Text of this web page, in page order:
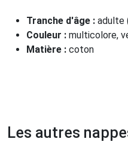
Tranche d'âge : adulte
Couleur : multicolore,
Matière : coton
Les autres